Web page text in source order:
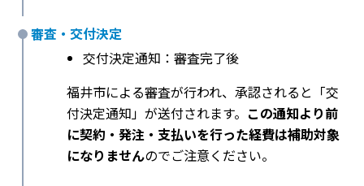
審査・交付決定
交付決定通知：審査完了後
福井市による審査が行われ、承認されると「交
付決定通知」が送付されます。 この通知より前
に契約・発注・支払いを行った経費は補助対象
になりませんのでご注意ください。